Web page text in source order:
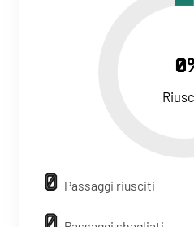
0 Passaggi riusciti